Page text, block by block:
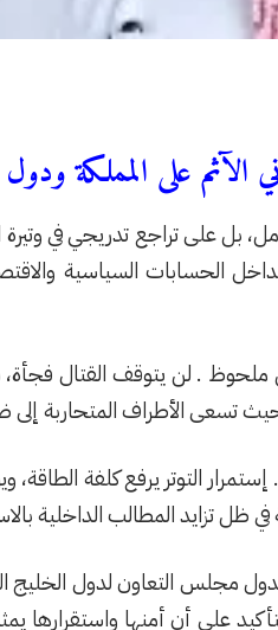
الآثم على المملكة
على تراجع تدريجي في وتيرة
الحسابات السياسية
ملحوظ . لن يتوقف القتال
تسعى الأطراف المتحاربة
التوتر يرفع كلفة
ظل تزايد المطالب الداخلية
مجلس التعاون لدول
على أن أمنها واستقرارها